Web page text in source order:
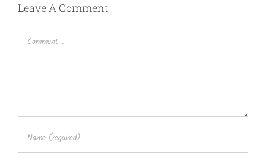
Leave A Comment
Comment